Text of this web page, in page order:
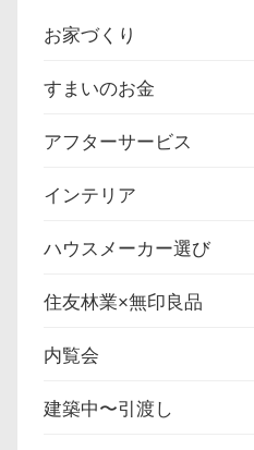
お家づくり
すまいのお金
アフターサービス
インテリア
ハウスメーカー選び
住友林業×無印良品
内覧会
建築中〜引渡し